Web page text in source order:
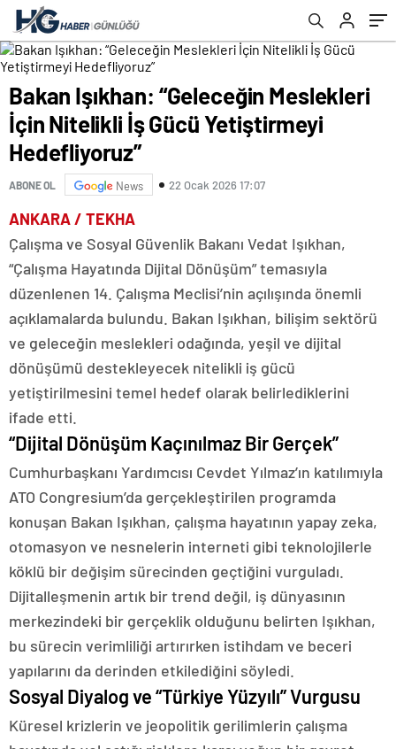
Bakan Işıkhan: “Geleceğin Meslekleri
İçin Nitelikli İş Gücü Yetiştirmeyi
Hedefliyoruz”
ABONE OL News 22 Ocak 2026 17:07
ANKARA / TEKHA
Çalışma ve Sosyal Güvenlik Bakanı Vedat Işıkhan,
“Çalışma Hayatında Dijital Dönüşüm” temasıyla
düzenlenen 14. Çalışma Meclisi’nin açılışında önemli
açıklamalarda bulundu. Bakan Işıkhan, bilişim sektörü
ve geleceğin meslekleri odağında, yeşil ve dijital
dönüşümü destekleyecek nitelikli iş gücü
yetiştirilmesini temel hedef olarak belirlediklerini
ifade etti.
“Dijital Dönüşüm Kaçınılmaz Bir Gerçek”
Cumhurbaşkanı Yardımcısı Cevdet Yılmaz’ın katılımıyla
ATO Congresium’da gerçekleştirilen programda
konuşan Bakan Işıkhan, çalışma hayatının yapay zeka,
otomasyon ve nesnelerin interneti gibi teknolojilerle
köklü bir değişim sürecinden geçtiğini vurguladı.
Dijitalleşmenin artık bir trend değil, iş dünyasının
merkezindeki bir gerçeklik olduğunu belirten Işıkhan,
bu sürecin verimliliği artırırken istihdam ve beceri
yapılarını da derinden etkilediğini söyledi.
Sosyal Diyalog ve “Türkiye Yüzyılı” Vurgusu
Küresel krizlerin ve jeopolitik gerilimlerin çalışma